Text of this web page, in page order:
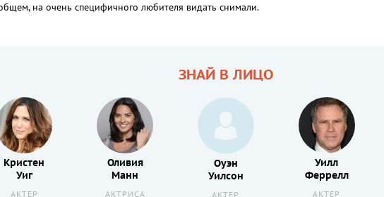
на очень специфичного любителя видать снимали.
ЗНАЙ В ЛИЦО
Кристен
Уиг
АКТЕР
Оливия
Манн
АКТРИСА
Оуэн
Уилсон
АКТЕР
Уилл
Феррелл
АКТЕР